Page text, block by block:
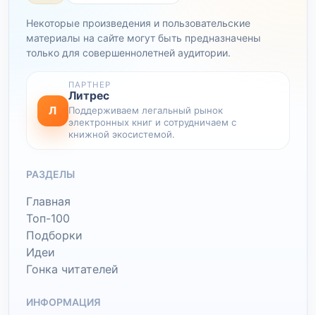
Некоторые произведения и пользовательские
материалы на сайте могут быть предназначены
только для совершеннолетней аудитории.
Л
ПАРТНЕР
Литрес
Поддерживаем легальный рынок
электронных книг и сотрудничаем с
книжной экосистемой.
РАЗДЕЛЫ
Главная
Топ-100
Подборки
Идеи
Гонка читателей
ИНФОРМАЦИЯ